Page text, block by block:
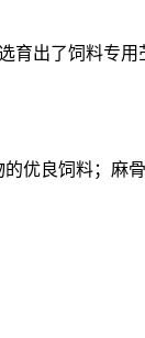
育出了饲料专用
优良饲料；麻